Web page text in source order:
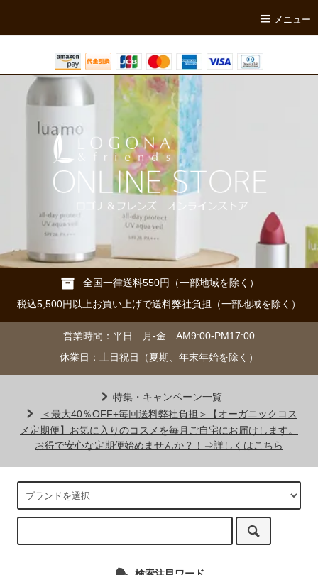
メニュー
全国一律送料550円（一部地域を除く）
税込5,500円以上お買い上げで送料弊社負担（一部地域を除く）
営業時間：平日 月-金 AM9:00-PM17:00
休業日：土日祝日（夏期、年末年始を除く）
特集・キャンペーン一覧
＜最大40％OFF+毎回送料弊社負担＞【オーガニックコス
メ定期便】お気に入りのコスメを毎月ご自宅にお届けします。
お得で安心な定期便始めませんか？！⇒詳しくはこちら